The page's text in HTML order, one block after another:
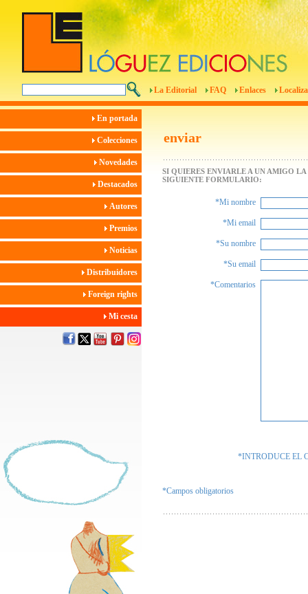
La Editorial FAQ Enlaces
En portada
Colecciones
Novedades
Destacados
Autores
Premios
Noticias
Distribuidores
Foreign rights
Mi cesta
enviar
SI QUIERES ENVIARLE A UN AMIGO
SIGUIENTE FORMULARIO:
*Mi nombre
*Mi email
*Su nombre
*Su email
*Comentarios
*INTRODUCE EL
*Campos obligatorios